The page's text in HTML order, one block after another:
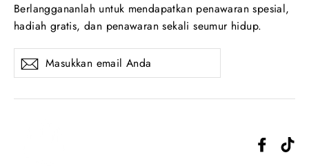
Berlanggananlah untuk mendapatkan penawaran spesial,
hadiah gratis, dan penawaran sekali seumur hidup.
Masukkan
email
Langganan